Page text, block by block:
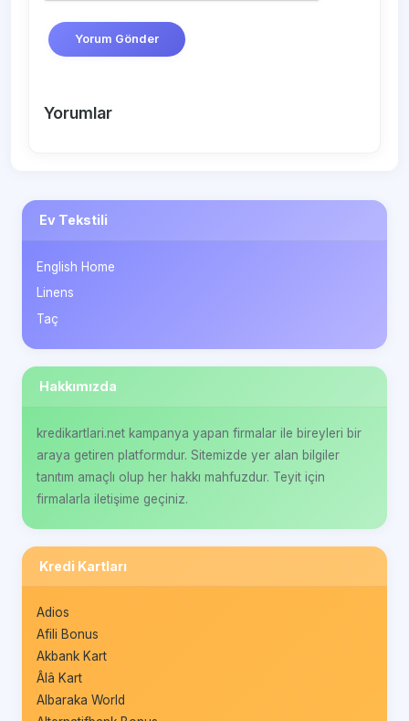
Yorum Gönder
Yorumlar
Ev Tekstili
English Home
Linens
Taç
Hakkımızda
kredikartlari.net kampanya yapan firmalar ile bireyleri bir
araya getiren platformdur. Sitemizde yer alan bilgiler
tanıtım amaçlı olup her hakkı mahfuzdur. Teyit için
firmalarla iletişime geçiniz.
Kredi Kartları
Adios
Afili Bonus
Akbank Kart
Âlâ Kart
Albaraka World